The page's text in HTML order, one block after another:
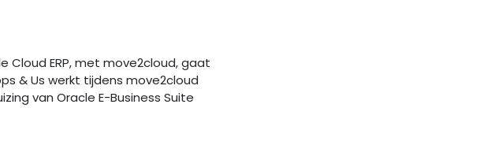
Cloud ERP, met move2cloud, gaat
& Us werkt tijdens move2cloud
van Oracle E-Business Suite